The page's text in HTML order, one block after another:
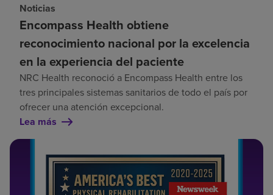
Noticias
Encompass Health obtiene
reconocimiento nacional por la excelencia
en la experiencia del paciente
NRC Health reconoció a Encompass Health entre los
tres principales sistemas sanitarios de todo el país por
ofrecer una atención excepcional.
Lea más